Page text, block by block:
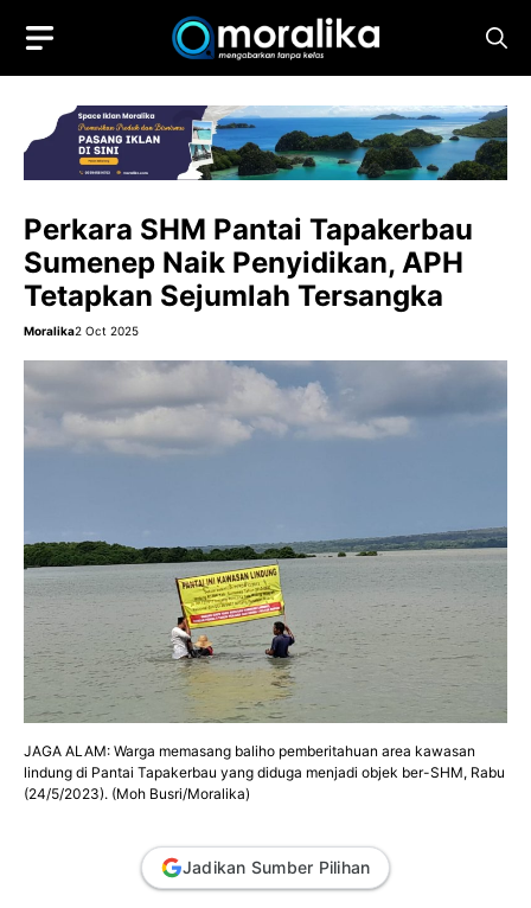
content
Perkara SHM Pantai Tapakerbau
Sumenep Naik Penyidikan, APH
Tetapkan Sejumlah Tersangka
Moralika2 Oct 2025
JAGA ALAM: Warga memasang baliho pemberitahuan area kawasan
lindung di Pantai Tapakerbau yang diduga menjadi objek ber-SHM, Rabu
(24/5/2023). (Moh Busri/Moralika)
Jadikan Sumber Pilihan